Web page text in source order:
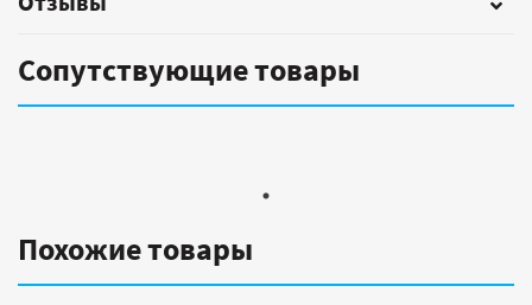
Сопутствующие товары
Похожие товары